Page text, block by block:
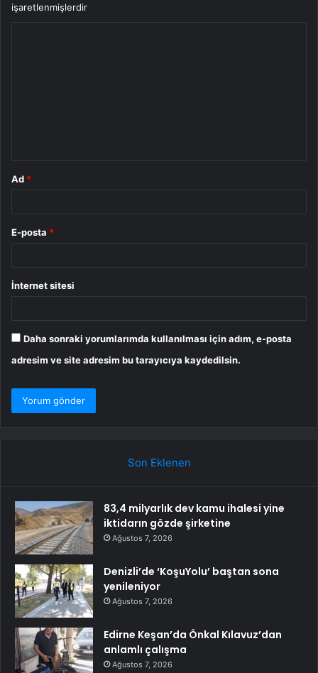
işaretlenmişlerdir
Ad *
E-posta *
İnternet sitesi
Daha sonraki yorumlarımda kullanılması için adım, e-posta
adresim ve site adresim bu tarayıcıya kaydedilsin.
Son Eklenen
83,4 milyarlık dev kamu ihalesi yine
iktidarın gözde şirketine
Ağustos 7, 2026
Denizli’de ‘KoşuYolu’ baştan sona
yenileniyor
Ağustos 7, 2026
Edirne Keşan’da Önkal Kılavuz’dan
anlamlı çalışma
Ağustos 7, 2026